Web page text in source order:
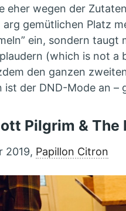
eher wegen der
arg gemütlichen Platz
ein, sondern
(which is not
den ganzen
ist der DND-Mode an –
Pilgrim &
2019, Papillon Citron